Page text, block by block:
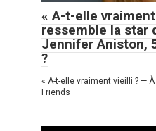
« A-t-elle
ressemble la star
Jennifer Aniston,
?
« A-t-elle vraiment vieilli ? —
Friends